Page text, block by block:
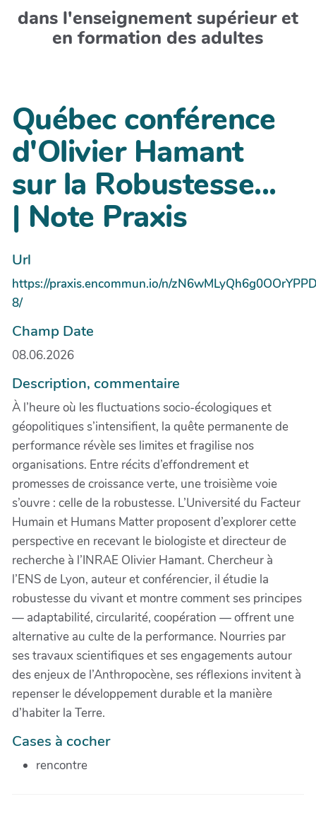
dans l'enseignement supérieur et
en formation des adultes
Québec conférence
d'Olivier Hamant
sur la Robustesse...
| Note Praxis
Url
https://praxis.encommun.io/n/
8/
Champ Date
08.06.2026
Description, commentaire
À l’heure où les fluctuations socio-écologiques et
géopolitiques s’intensifient, la quête permanente de
performance révèle ses limites et fragilise nos
organisations. Entre récits d’effondrement et
promesses de croissance verte, une troisième voie
s’ouvre : celle de la robustesse. L’Université du Facteur
Humain et Humans Matter proposent d’explorer cette
perspective en recevant le biologiste et directeur de
recherche à l’INRAE Olivier Hamant. Chercheur à
l’ENS de Lyon, auteur et conférencier, il étudie la
robustesse du vivant et montre comment ses principes
— adaptabilité, circularité, coopération — offrent une
alternative au culte de la performance. Nourries par
ses travaux scientifiques et ses engagements autour
des enjeux de l’Anthropocène, ses réflexions invitent à
repenser le développement durable et la manière
d’habiter la Terre.
Cases à cocher
rencontre